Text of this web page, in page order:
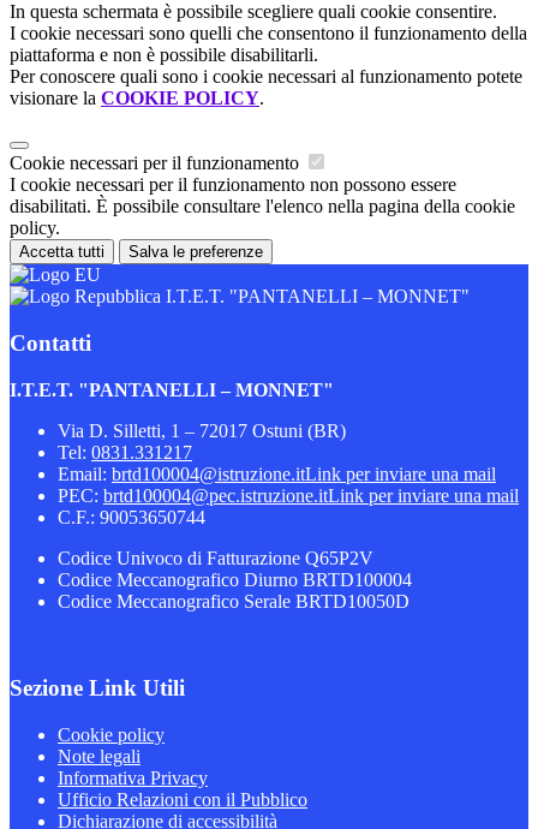
In questa schermata è possibile scegliere quali cookie consentire.
I cookie necessari sono quelli che consentono il funzionamento della
piattaforma e non è possibile disabilitarli.
Per conoscere quali sono i cookie necessari al funzionamento potete
visionare la COOKIE POLICY.
Cookie necessari per il funzionamento
I cookie necessari per il funzionamento non possono essere
disabilitati. È possibile consultare l'elenco nella pagina della cookie
policy.
Accetta tutti Salva le preferenze
I.T.E.T. "PANTANELLI – MONNET"
Contatti
I.T.E.T. "PANTANELLI – MONNET"
Via D. Silletti, 1 – 72017 Ostuni (BR)
Tel: 0831.331217
Email: brtd100004@istruzione.itLink per inviare una mail
PEC: brtd100004@pec.istruzione.itLink per inviare una mail
C.F.: 90053650744
Codice Univoco di Fatturazione Q65P2V
Codice Meccanografico Diurno BRTD100004
Codice Meccanografico Serale BRTD10050D
Sezione Link Utili
Cookie policy
Note legali
Informativa Privacy
Ufficio Relazioni con il Pubblico
Dichiarazione di accessibilità